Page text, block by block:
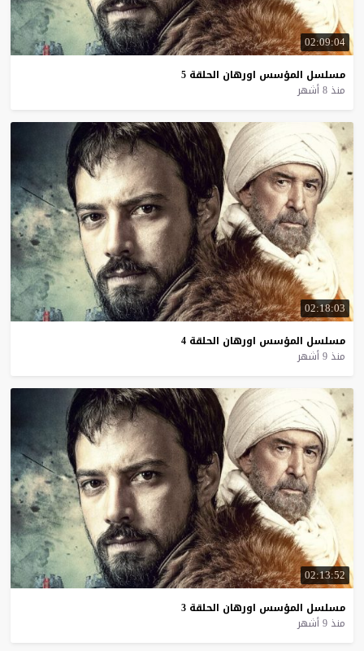
02:09:04
مسلسل المؤسس اورهان الحلقة 5
منذ 8 أشهر
02:18:03
مسلسل المؤسس اورهان الحلقة 4
منذ 9 أشهر
02:13:52
مسلسل المؤسس اورهان الحلقة 3
منذ 9 أشهر